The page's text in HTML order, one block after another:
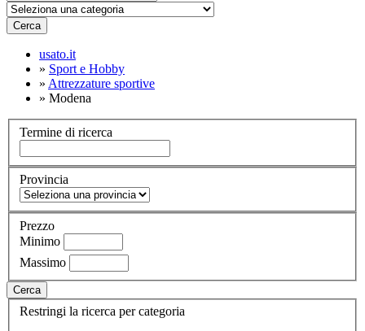
Cerca
usato.it
» Sport e Hobby
» Attrezzature sportive
» Modena
Termine di ricerca
Provincia
Prezzo
Minimo
Massimo
Cerca
Restringi la ricerca per categoria